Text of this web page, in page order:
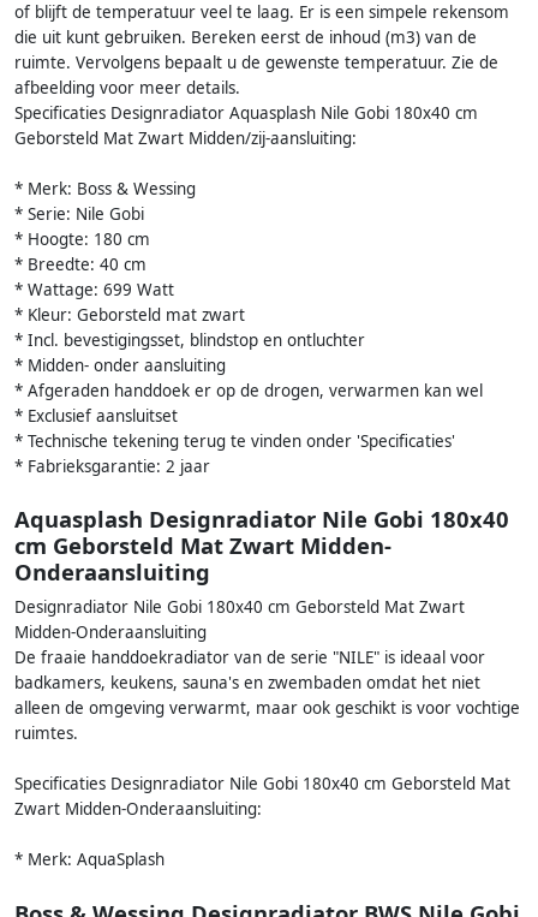
of blijft de temperatuur veel te laag. Er is een simpele rekensom
die uit kunt gebruiken. Bereken eerst de inhoud (m3) van de
ruimte. Vervolgens bepaalt u de gewenste temperatuur. Zie de
afbeelding voor meer details.
Specificaties Designradiator Aquasplash Nile Gobi 180x40 cm
Geborsteld Mat Zwart Midden/zij-aansluiting:
* Merk: Boss & Wessing
* Serie: Nile Gobi
* Hoogte: 180 cm
* Breedte: 40 cm
* Wattage: 699 Watt
* Kleur: Geborsteld mat zwart
* Incl. bevestigingsset, blindstop en ontluchter
* Midden- onder aansluiting
* Afgeraden handdoek er op de drogen, verwarmen kan wel
* Exclusief aansluitset
* Technische tekening terug te vinden onder 'Specificaties'
* Fabrieksgarantie: 2 jaar
Aquasplash Designradiator Nile Gobi 180x40
cm Geborsteld Mat Zwart Midden-
Onderaansluiting
Designradiator Nile Gobi 180x40 cm Geborsteld Mat Zwart
Midden-Onderaansluiting
De fraaie handdoekradiator van de serie "NILE" is ideaal voor
badkamers, keukens, sauna's en zwembaden omdat het niet
alleen de omgeving verwarmt, maar ook geschikt is voor vochtige
ruimtes.
Specificaties Designradiator Nile Gobi 180x40 cm Geborsteld Mat
Zwart Midden-Onderaansluiting:
* Merk: AquaSplash